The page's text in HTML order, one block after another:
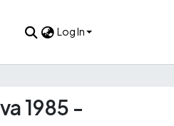
Log In
1985 -